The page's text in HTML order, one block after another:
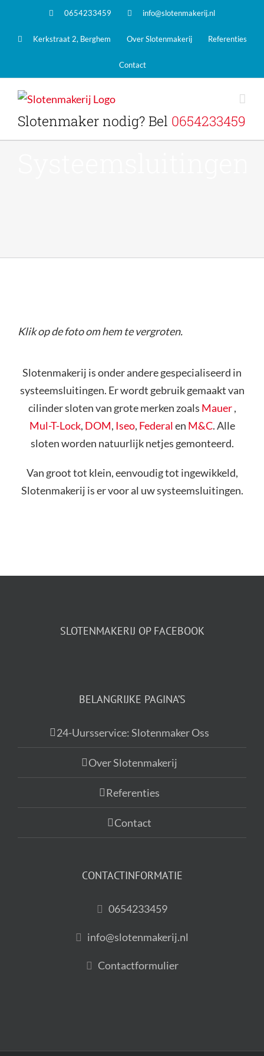
0654233459 info@slotenmakerij.nl
Kerkstraat 2, Berghem Over Slotenmakerij Referenties
Contact
Slotenmaker nodig? Bel 0654233459
Klik op de foto om hem te vergroten.
Slotenmakerij is onder andere gespecialiseerd in
systeemsluitingen. Er wordt gebruik gemaakt van
cilinder sloten van grote merken zoals Mauer,
Mul-T-Lock, DOM, Iseo, Federalen M&C. Alle
sloten worden natuurlijk netjes gemonteerd.
Van groot tot klein, eenvoudig tot ingewikkeld,
Slotenmakerij is er voor al uw systeemsluitingen.
SLOTENMAKERIJ OP FACEBOOK
BELANGRIJKE PAGINA’S
24-Uursservice: Slotenmaker Oss
Over Slotenmakerij
Referenties
Contact
CONTACTINFORMATIE
0654233459
info@slotenmakerij.nl
Contactformulier